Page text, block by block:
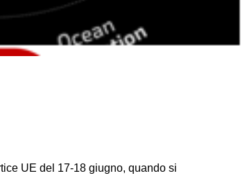
UE del 17-18 giugno, quando si